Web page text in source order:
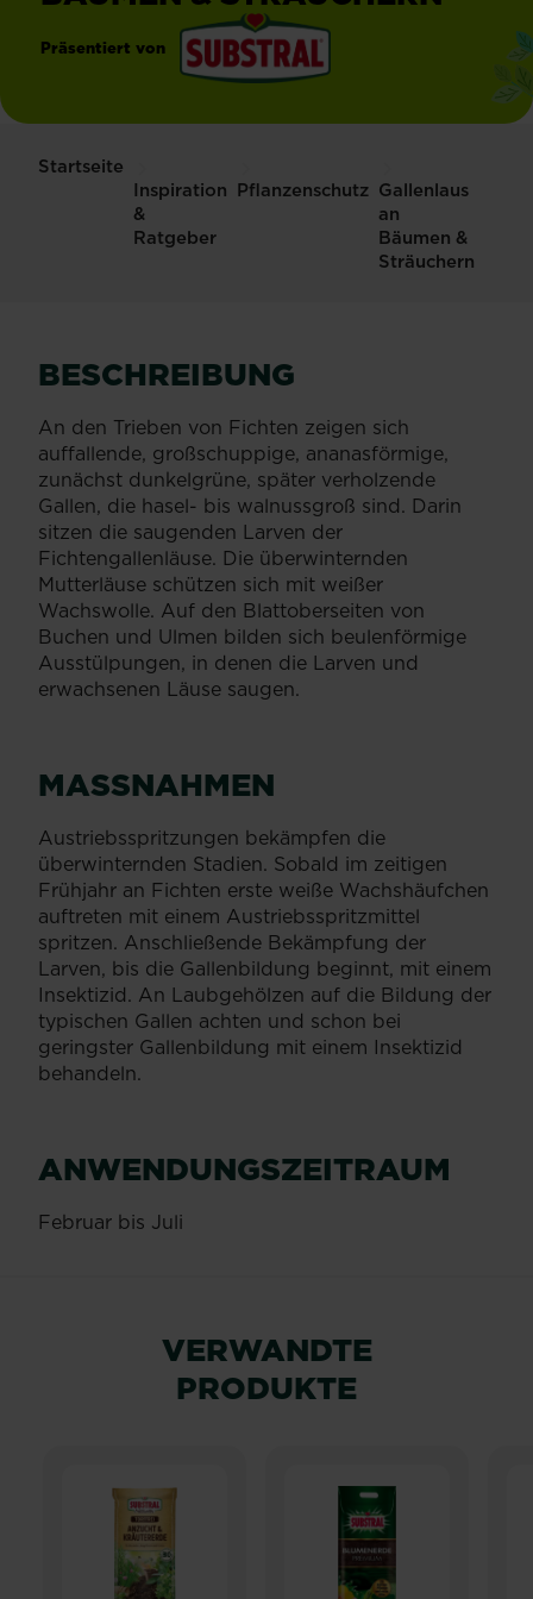
Präsentiert von
Startseite
Inspiration
&
Ratgeber
Pflanzenschutz Gallenlaus
an
Bäumen &
Sträuchern
BESCHREIBUNG
An den Trieben von Fichten zeigen sich
auffallende, großschuppige, ananasförmige,
zunächst dunkelgrüne, später verholzende
Gallen, die hasel- bis walnussgroß sind. Darin
sitzen die saugenden Larven der
Fichtengallenläuse. Die überwinternden
Mutterläuse schützen sich mit weißer
Wachswolle. Auf den Blattoberseiten von
Buchen und Ulmen bilden sich beulenförmige
Ausstülpungen, in denen die Larven und
erwachsenen Läuse saugen.
MASSNAHMEN
Austriebsspritzungen bekämpfen die
überwinternden Stadien. Sobald im zeitigen
Frühjahr an Fichten erste weiße Wachshäufchen
auftreten mit einem Austriebsspritzmittel
spritzen. Anschließende Bekämpfung der
Larven, bis die Gallenbildung beginnt, mit einem
Insektizid. An Laubgehölzen auf die Bildung der
typischen Gallen achten und schon bei
geringster Gallenbildung mit einem Insektizid
behandeln.
ANWENDUNGSZEITRAUM
Februar bis Juli
VERWANDTE
PRODUKTE